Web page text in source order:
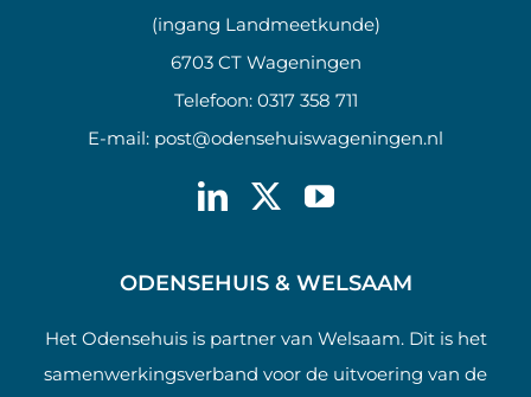
(ingang Landmeetkunde)
6703 CT Wageningen
Telefoon: 0317 358 711
E-mail: post@odensehuiswageningen.nl
ODENSEHUIS & WELSAAM
Het Odensehuis is partner van Welsaam. Dit is het
samenwerkingsverband voor de uitvoering van de